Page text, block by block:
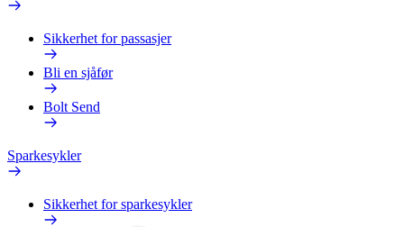
Sikkerhet for passasjer
Bli en sjåfør
Bolt Send
Sparkesykler
Sikkerhet for sparkesykler